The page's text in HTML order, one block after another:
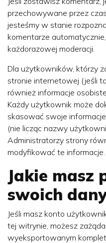
przechowywane przez
jesteśmy w stanie
komentarze
każdorazowej moderacji.
Dla użytkowników, którzy
stronie internetowej (jeśli
również informacje
Każdy użytkownik może
skasować swoje
(nie licząc nazwy
Administratorzy strony
modyfikować te informacje.
Jakie masz
swoich
Jeśli masz konto
tej witrynie, możesz
wyeksportowanym